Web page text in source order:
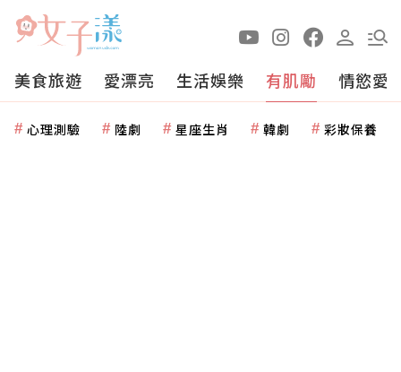
美食旅遊 愛漂亮 生活娛樂 有肌勵 情慾愛
心理測驗 陸劇 星座生肖 韓劇 彩妝保養